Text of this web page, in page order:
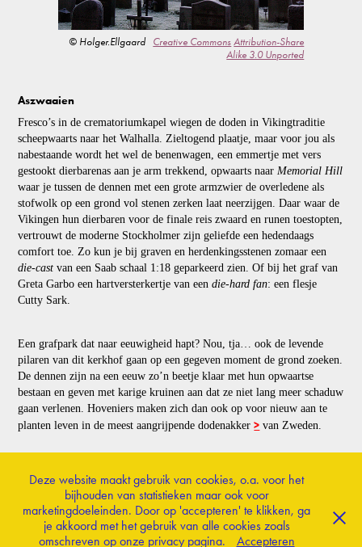
© Holger.Ellgaard Creative Commons Attribution-Share
Alike 3.0 Unported
Aszwaaien
Fresco’s in de crematoriumkapel wiegen de doden in Vikingtraditie
scheepwaarts naar het Walhalla. Zieltogend plaatje, maar voor jou als
nabestaande wordt het wel de benenwagen, een emmertje met vers
gestookt dierbarenas aan je arm trekkend, opwaarts naar Memorial Hill
waar je tussen de dennen met een grote armzwier de overledene als
stofwolk op een grond vol stenen zerken laat neerzijgen. Daar waar de
Vikingen hun dierbaren voor de finale reis zwaard en runen toestopten,
vertrouwt de moderne Stockholmer zijn geliefde een hedendaags
comfort toe. Zo kun je bij graven en herdenkingsstenen zomaar een
die-cast van een Saab schaal 1:18 geparkeerd zien. Of bij het graf van
Greta Garbo een hartversterkertje van eendie-hard fan: een flesje
Cutty Sark.
Een grafpark dat naar eeuwigheid hapt? Nou, tja… ook de levende
pilaren van dit kerkhof gaan op een gegeven moment de grond zoeken.
De dennen zijn na een eeuw zo’n beetje klaar met hun opwaartse
bestaan en geven met karige kruinen aan dat ze niet lang meer schaduw
gaan verlenen. Hoveniers maken zich dan ook op voor nieuw aan te
planten leven in de meest aangrijpende dodenakker> van Zweden.
terug naar magazine
Deze website maakt gebruik van cookies, o.a. voor het
bijhouden van statistieken maar ook voor
marketingdoeleinden. Door op 'accepteren' te klikken, ga
je akkoord met het gebruik van alle cookies zoals
omschreven op onze privacy pagina.
Accepteren